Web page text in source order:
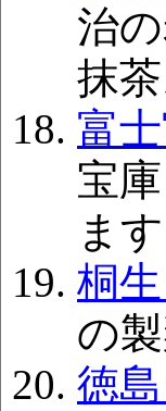
治
抹
富
宝
ま
桐
の
徳